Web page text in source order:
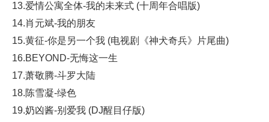
13.爱情公寓全体-我的未来式 (十周年合唱版)
14.肖元斌-我的朋友
15.黄征-你是另一个我 (电视剧《神犬奇兵》片尾曲)
16.BEYOND-无悔这一生
17.萧敬腾-斗罗大陆
18.陈雪凝-绿色
19.奶凶酱-别爱我 (DJ醒目仔版)